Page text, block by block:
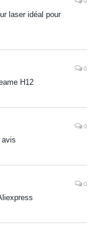
laser idéal pour
0
H12
0
avis
0